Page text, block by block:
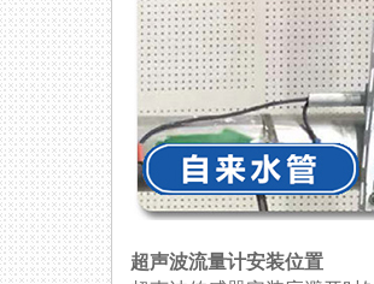
超声波流量计安装位置